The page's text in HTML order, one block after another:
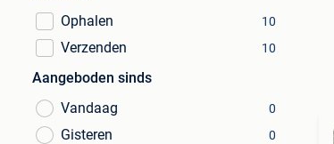
Ophalen
10
Verzenden 10
Aangeboden sinds
Vandaag
0
Gisteren 0